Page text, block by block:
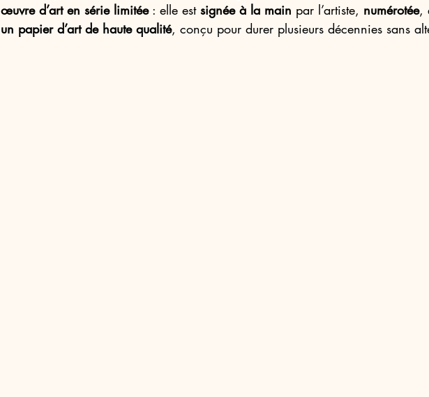
œuvre d’art en série limitée : elle est signée à la main par l’artiste, numérotée,
un papier d’art de haute qualité, conçu pour durer plusieurs décennies sans